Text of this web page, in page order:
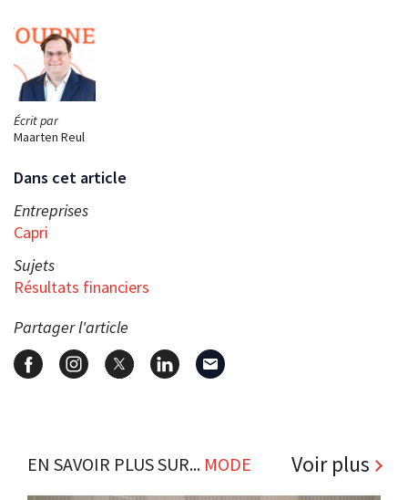
Écrit par
Maarten Reul
Dans cet article
Entreprises
Capri
Sujets
Résultats financiers
Partager l'article
EN SAVOIR PLUS SUR... MODE Voir plus